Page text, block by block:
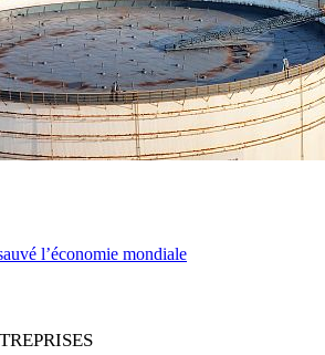
l’économie mondiale